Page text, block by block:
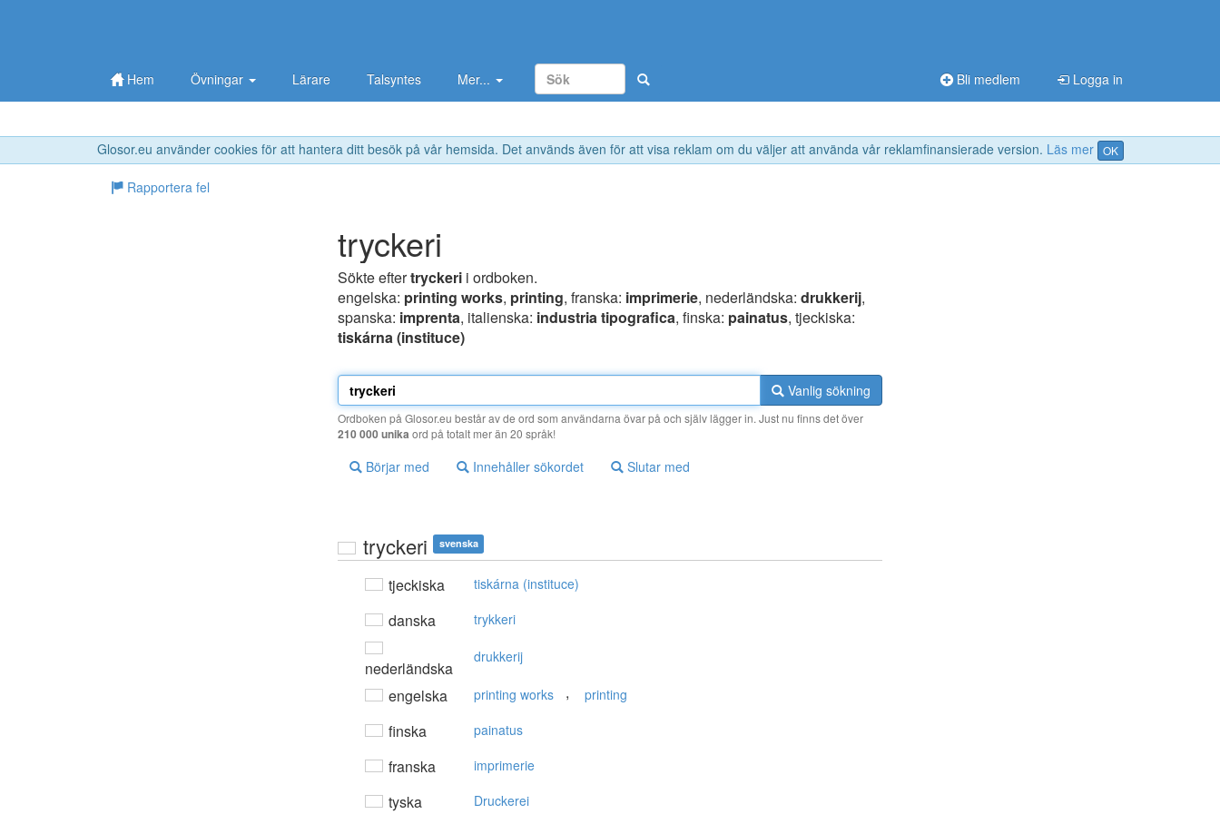
Glosor.eu använder cookies för att hantera ditt besök på vår hemsida. Det används även för att visa reklam om du väljer att använda vår reklamfinansierade version. Läs mer OK
Hem Övningar Lärare Talsyntes Mer... Bli medlem Logga in
Rapportera fel
tryckeri
Sökte eftertryckeri i ordboken.
engelska: printing works, printing, franska: imprimerie, nederländska: drukkerij,
spanska: imprenta, italienska: industria tipografica, finska: painatus, tjeckiska:
tiskárna (instituce)
Vanlig sökning
Ordboken på Glosor.eu består av de ord som användarna övar på och själv lägger in. Just nu finns det över
210 000 unika ord på totalt mer än 20 språk!
Börjar med Innehåller sökordet Slutar med
tryckeri svenska
tjeckiska tiskárna (instituce)
danska trykkeri
nederländska
drukkerij
engelska printing works , printing
finska painatus
franska imprimerie
tyska Druckerei